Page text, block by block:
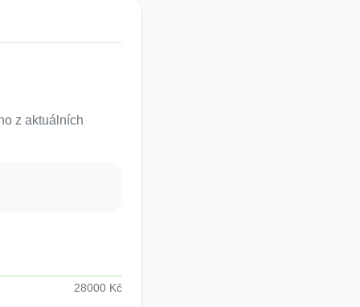
z aktuálních
28000 Kč